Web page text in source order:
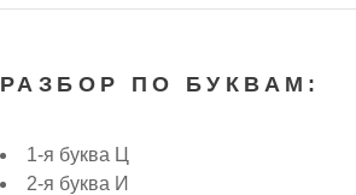
РАЗБОР ПО БУКВАМ:
1-я буква Ц
2-я буква И